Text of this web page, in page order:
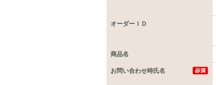
オーダーＩＤ
商品名
お問い合わせ時氏名